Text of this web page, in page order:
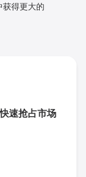
获得更大的
速抢占市场